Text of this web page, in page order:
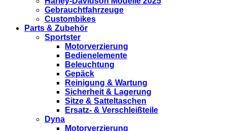
Gebrauchtfahrzeuge
Custombikes
Parts & Zubehör
Sportster
Motorverzierung
Bedienelemente
Beleuchtung
Gepäck
Reinigung & Wartung
Sicherheit & Lagerung
Sitze & Satteltaschen
Ersatz- & Verschleißteile
Dyna
Motorverzierung